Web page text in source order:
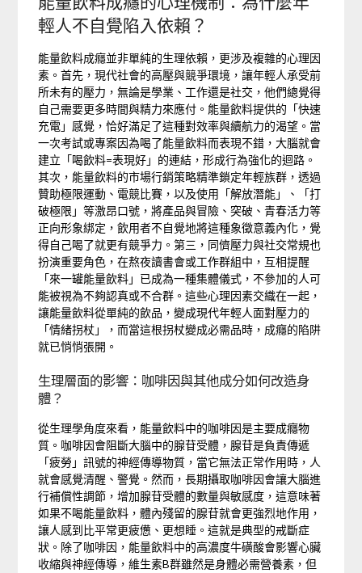
輕人不自覺陷入依賴？
能量飲料成癮並非單純的生理依賴，更涉及複雜的心理因
素。首先，現代社會的高壓與競爭環境，讓年輕人承受前
所未有的壓力，無論是學業、工作還是社交，他們總覺得
自己需要更多時間與精力來應付。能量飲料提供的「快速
充電」感覺，恰好滿足了這種對效率與續航力的渴望。當
一次考試或專案因為喝了能量飲料而表現不錯，大腦就會
建立「喝飲料=表現好」的連結，形成行為強化的迴路。
其次，能量飲料的市場行銷策略精準鎖定年輕族群，透過
贊助極限運動、電競比賽，以及使用「解放潛能」、「打
破極限」等激昂口號，將產品與冒險、突破、青春活力等
正向形象綁定，飲用者不自覺地將這種象徵意義內化，覺
得自己喝了就更有競爭力。第三，同儕壓力與社交常規也
扮演重要角色，在熬夜讀書會或工作群組中，互相提醒
「來一罐能量飲料」已成為一種集體儀式，不參加的人可
能被視為不夠認真或不合群。這些心理因素交織在一起，
讓能量飲料從單純的飲品，變成現代年輕人面對壓力的
「情緒拐杖」，而當這根拐杖變成必需品時，成癮的陷阱
就已悄悄張開。
生理層面的影響：咖啡因與其他成分如何改造身
體？
從生理學角度來看，能量飲料中的咖啡因是主要成癮物
質。咖啡因會阻斷大腦中的腺苷受體，腺苷是負責傳遞
「疲勞」訊號的神經傳導物質，當它無法正常作用時，人
就會感覺清醒、警覺。然而，長期攝取咖啡因會讓大腦進
行補償性調節，增加腺苷受體的數量與敏感度，這意味著
如果不喝能量飲料，體內殘留的腺苷就會更強烈地作用，
讓人感到比平常更疲憊、更想睡。這就是典型的戒斷症
狀。除了咖啡因，能量飲料中的高濃度牛磺酸會影響心臟
收縮與神經傳導，維生素B群雖然是身體必需營養素，但